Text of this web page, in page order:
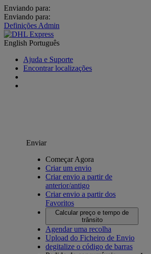
Enviando para:
Enviando para:
Definições Admin
English Português
Ajuda e Suporte
Encontrar localizações
Enviar
Começar Agora
Criar um envio
Criar envio a partir de
anterior/antigo
Criar envio a partir dos
Favoritos
Calcular preço e tempo de
trânsito
Agendar uma recolha
Upload do Ficheiro de Envio
degitalize o código de barras